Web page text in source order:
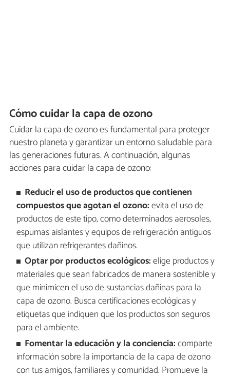
Cómo cuidar la capa de ozono
Cuidar la capa de ozono es fundamental para proteger
nuestro planeta y garantizar un entorno saludable para
las generaciones futuras. A continuación, algunas
acciones para cuidar la capa de ozono:
Reducir el uso de productos que contienen
compuestos que agotan el ozono:evita el uso de
productos de este tipo, como determinados aerosoles,
espumas aislantes y equipos de refrigeración antiguos
que utilizan refrigerantes dañinos.
Optar por productos ecológicos:elige productos y
materiales que sean fabricados de manera sostenible y
que minimicen el uso de sustancias dañinas para la
capa de ozono. Busca certificaciones ecológicas y
etiquetas que indiquen que los productos son seguros
para el ambiente.
Fomentar la educación y la conciencia:comparte
información sobre la importancia de la capa de ozono
con tus amigos, familiares y comunidad. Promueve la